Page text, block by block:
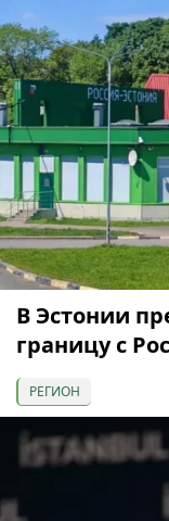
В Эстонии
границу с
РЕГИОН